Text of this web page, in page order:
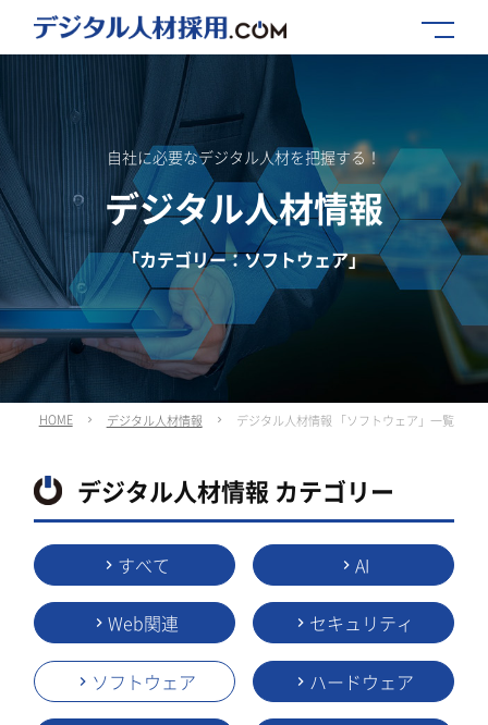
自社に必要なデジタル人材を把握する！
デジタル人材情報
「カテゴリー：ソフトウェア」
HOME デジタル人材情報 デジタル人材情報 「ソフトウェア」一覧
デジタル人材情報 カテゴリー
すべて AI
Web関連 セキュリティ
ソフトウェア ハードウェア